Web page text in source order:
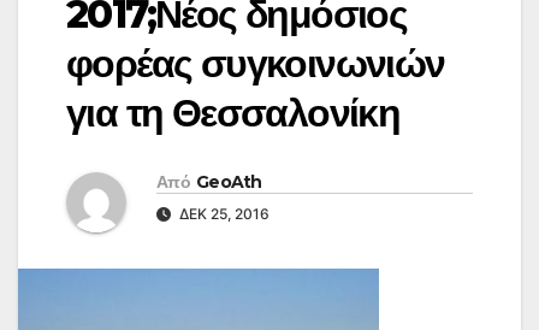
2017;Νέος δημόσιος
φορέας συγκοινωνιών
για τη Θεσσαλονίκη
Από GeoAth
ΔΕΚ 25, 2016